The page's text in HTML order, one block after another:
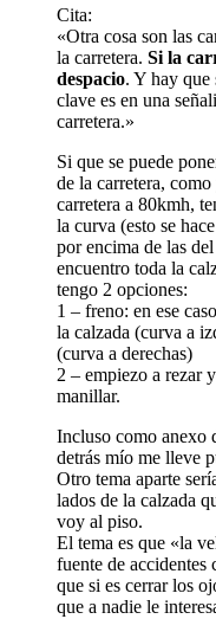
Cita:
«Otra cosa son las
la carretera. Si la
despacio. Y hay que
clave es en una
carretera.»
Si que se puede
de la carretera,
carretera a 80kmh,
la curva (esto se
por encima de las
encuentro toda la
tengo 2 opciones:
1 – freno: en ese
la calzada (curva a
(curva a derechas)
2 – empiezo a rezar
manillar.
Incluso como anexo
detrás mío me lleve
Otro tema aparte
lados de la calzada
voy al piso.
El tema es que «la
fuente de accidentes
que si es cerrar los
que a nadie le